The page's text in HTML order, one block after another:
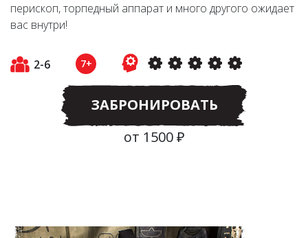
перископ, торпедный аппарат и много другого ожидает
вас внутри!
2-6 7+
ЗАБРОНИРОВАТЬ
от 1500 ₽